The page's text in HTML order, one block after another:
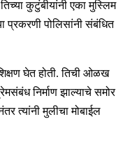
कुटुंबीयांनी एका मुस्लिम
पोलिसांनी संबंधित
घेत होती. तिची ओळख
निर्माण झाल्याचे समोर
त्यांनी मुलीचा मोबाईल